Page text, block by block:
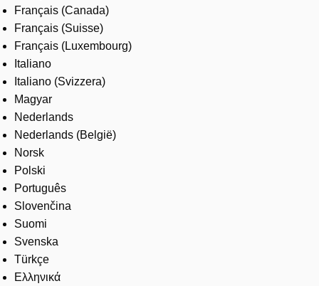
Français (Canada)
Français (Suisse)
Français (Luxembourg)
Italiano
Italiano (Svizzera)
Magyar
Nederlands
Nederlands (België)
Norsk
Polski
Português
Slovenčina
Suomi
Svenska
Türkçe
Ελληνικά